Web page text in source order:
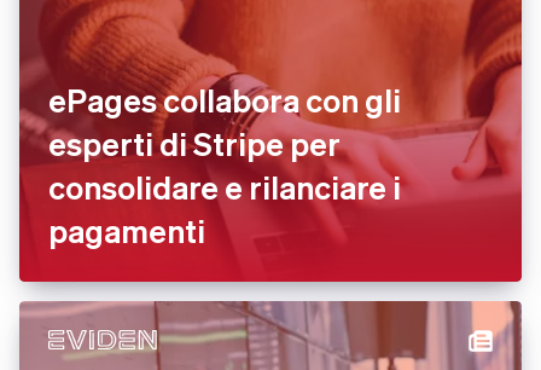
ePages collabora con gli
esperti di Stripe per
consolidare e rilanciare i
pagamenti